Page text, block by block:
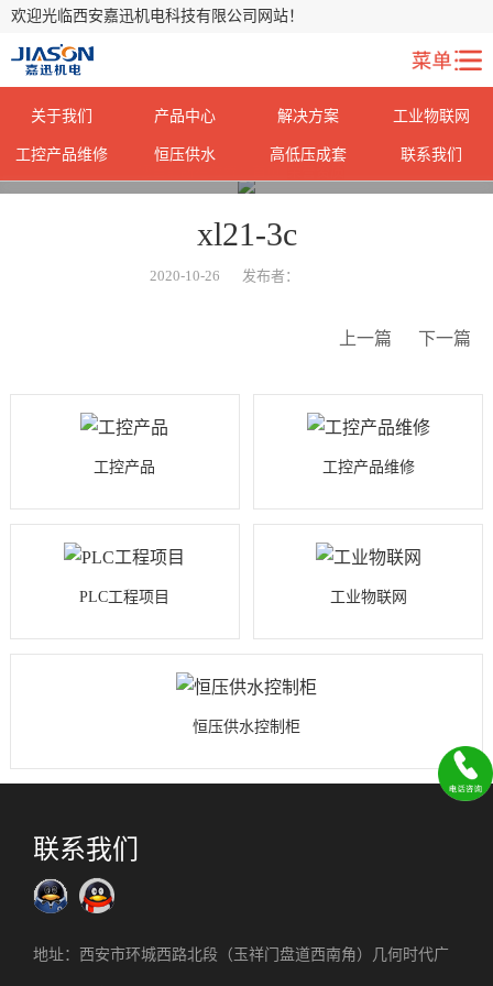
欢迎光临西安嘉迅机电科技有限公司网站！
关于我们 产品中心 解决方案 工业物联网
工控产品维修 恒压供水 高低压成套
联系我们
xl21-3c
2020-10-26 发布者：
上一篇 下一篇
工控产品 工控产品维修
PLC工程项目 工业物联网
恒压供水控制柜
联系我们
地址：西安市环城西路北段（玉祥门盘道西南角）几何时代广